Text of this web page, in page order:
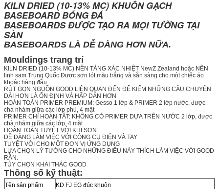
KILN DRIED (10-13% MC) KHUÔN GẠCH
BASEBOARD BÓNG ĐÁ
BASEBOARDS ĐƯỢC TẠO RA MỌI TƯỜNG TẠI
SÀN
BASEBOARDS LÀ DỄ DÀNG HƠN NỮA.
Mouldings trang trí
KILN DRIED (10-13% MC) NỀN TẢNG XÁC NHIỆT NewZ Zealand hoặc NỀN
linh sam Trung Quốc Được sơn lót màu trắng và sẵn sàng cho một chiếc áo
khoác hàng đầu.
RÚT GỌN NGUỒN GOOD LIÊN QUAN ĐẾN ĐỂ KIẾM NHỮNG CÂU CHUYỆN
DÀI HƠN LÀ ỔN ĐỊNH VÀ HẤP DẪN HƠN
HOÀN TOÀN PRIMER PREMIUM: Gesso 1 lớp & PRIMER 2 lớp nước, được
chà nhám giữa các lớp phủ, 4 mặt
PRIMER CHỈ HOÀN TẤT: KHÔNG CÓ PRIMER DỰA TRÊN NƯỚC 2 lớp, được
chà nhám giữa các lớp, 4 mặt
HOÀN TOÀN TUYỆT VỜI KHI SƠN
DỄ DÀNG LÀM VIỆC VỚI CÔNG CỤ ĐIỆN VÀ TAY
TUYỆT VỜI CHO MỘT ĐƠN VỊ ỨNG DỤNG
LỰA CHỌN LÝ TƯỞNG CHO NHỮNG ĐIỀU NÀY THÍCH LÀM VIỆC VỚI GOOD
RẮN.
TÙY CHỌN KHAI THÁC GOOD
Thông số kỹ thuật:
Tên sản phẩm
KD FJ EG đúc khuôn